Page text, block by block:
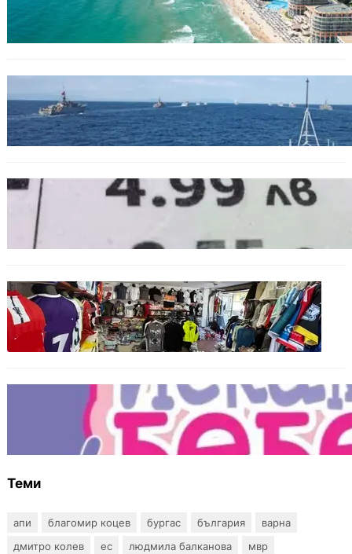
бази по Черноморието
Нов минен ловец за българския флот
пристига до края на годината
БЪЛГАРИЯ
Левът изчезва от етикетите: Търговците
БЪЛГАРИЯ
Иззеха фалшиви стоки за близо 650 000
евро при акция във Варна и „Златни
пясъци“
Инвитро подкрепата под въпрос? „Искам
бебе“ се обяви срещу прехвърлянето на
Центъра към НЗОК
Теми
апи благомир коцев бургас българия
варна
дмитро колев
ес людмила балканова
мвр